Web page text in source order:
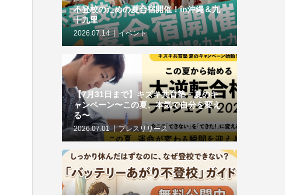
不登校のための夏合宿開催！in沖縄＆九
十九里
2026.07.14 イベント
【7月31日まで】キズキ共育塾・夏のキ
ャンペーン〜この夏、本気で自分を変え
る〜
2026.07.01 プレスリリース